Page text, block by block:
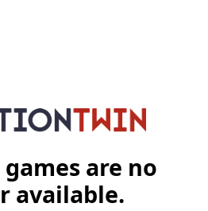
are no
available.